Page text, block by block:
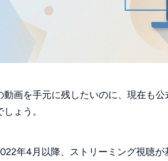
動画を手元に残したいのに、現在も
ょう。
年4月以降、ストリーミング視聴